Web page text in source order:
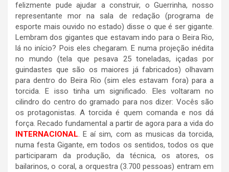
felizmente pude ajudar a construir, o Guerrinha, nosso
representante mor na sala de redação (programa de
esporte mais ouvido no estado) disse o que é ser gigante.
Lembram dos gigantes que estavam indo para o Beira Rio,
lá no início? Pois eles chegaram. E numa projeção inédita
no mundo (tela que pesava 25 toneladas, içadas por
guindastes que são os maiores já fabricados) olhavam
para dentro do Beira Rio (sim eles estavam fora) para a
torcida. E isso tinha um significado. Eles voltaram no
cilindro do centro do gramado para nos dizer: Vocês são
os protagonistas. A torcida é quem comanda e nos dá
força. Recado fundamental a partir de agora para a vida do
INTERNACIONAL. E aí sim, com as musicas da torcida,
numa festa Gigante, em todos os sentidos, todos os que
participaram da produção, da técnica, os atores, os
bailarinos, o coral, a orquestra (3.700 pessoas) entram em